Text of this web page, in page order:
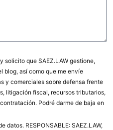
y solicito que SAEZ.LAW gestione,
blog, así como que me envíe
y comerciales sobre defensa frente
litigación fiscal, recursos tributarios,
Podré darme de baja en
datos. RESPONSABLE: SAEZ.LAW,